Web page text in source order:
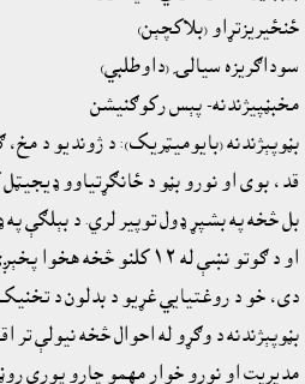
ځنځيريزتړاو (بلاکچېن)
سوداګريزه سيالۍ (داوطلبي)
مخبڼپيژندنه- پېس رکوګنيشن
بڼوپېژندنه (بايوميټريک): د ژونديو د
قد، بوى او نورو بڼو د ځانګړتياوو
او د ګوتو نښې له ١٢ کلنو
دى، خو د روغتيايي غړيو د بدلون د
بڼوپېژندنه د وګړو له احوال څخه نيولې تر
مديريت او نورو خوار مهمو چارو پورې